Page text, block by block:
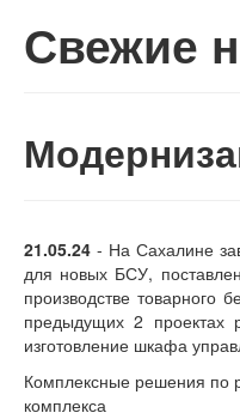
Свежие
21.05.24 - На Сахалине
для новых БСУ,
производстве
предыдущих 2 проектах
изготовление шкафа
Комплексные решения по
комплекса